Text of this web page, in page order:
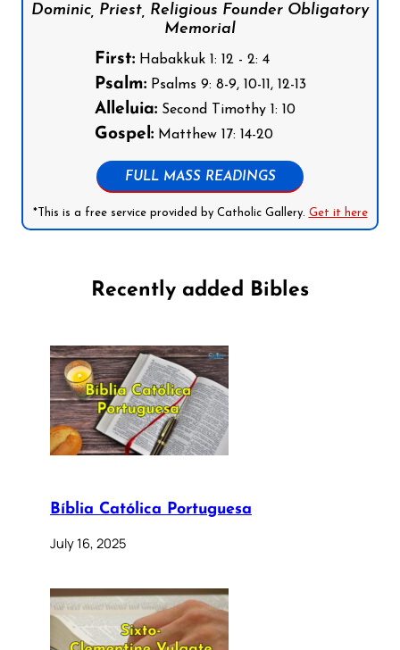
Dominic, Priest, Religious Founder Obligatory
Memorial
First:Habakkuk 1: 12 - 2: 4
Psalm:Psalms 9: 8-9, 10-11, 12-13
Alleluia:Second Timothy 1: 10
Gospel:Matthew 17: 14-20
FULL MASS READINGS
*This is a free service provided by Catholic Gallery. Get it here
Recently added Bibles
Bíblia Católica Portuguesa
July 16, 2025